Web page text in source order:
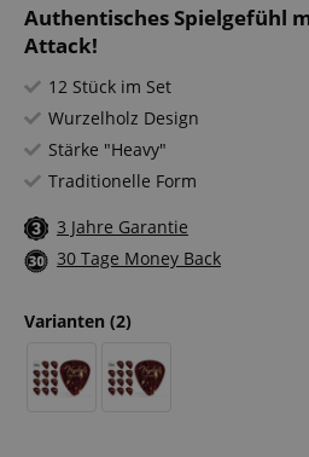
Authentisches Spielgefühl
Attack!
12 Stück im Set
Wurzelholz Design
Stärke "Heavy"
Traditionelle Form
3 Jahre Garantie
30 Tage Money Back
Varianten (2)